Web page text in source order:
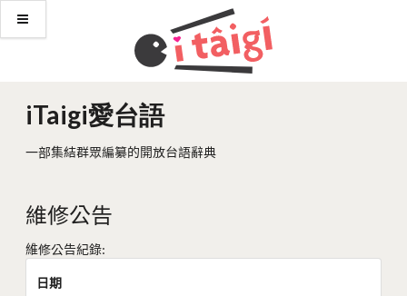
iTaigi愛台語
一部集結群眾編纂的開放台語辭典
維修公告
維修公告紀錄:
日期